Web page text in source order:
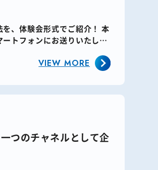
、体験会形式でご紹介！​ 本
トフォンにお送りいたしま
VIEW MORE
つのチャネルとして企